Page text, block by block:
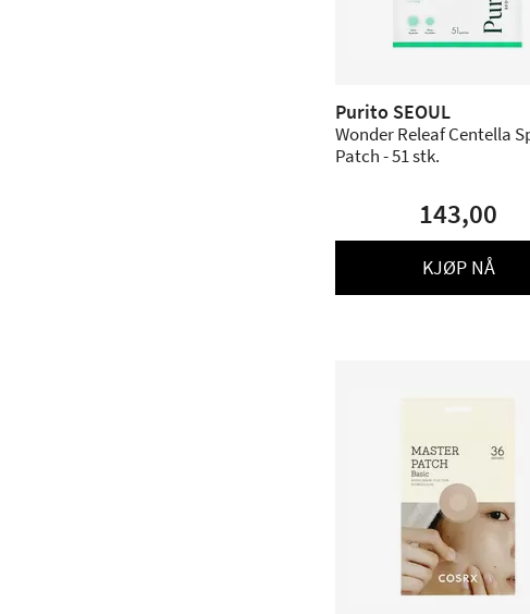
Purito SEOUL
Wonder Releaf Centella
Patch - 51 stk.
143,00
KJØP NÅ